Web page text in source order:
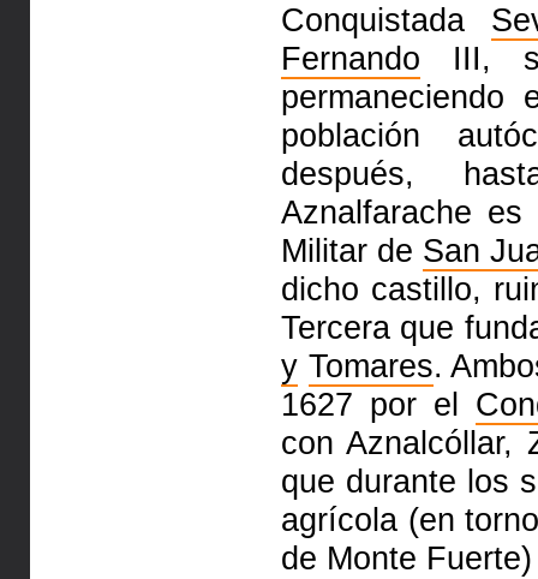
Conquistada
Fernando III,
población
después,
Aznalfarache
Militar de San
dicho castillo,
Tercera que
y Tomares.
1627 por el
con Aznalcóllar,
que durante los
agrícola (en
de Monte